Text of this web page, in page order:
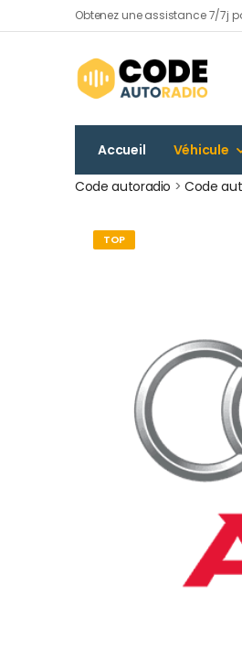
Obtenez une assistance 7/7j
Accueil Véhicule
Code autoradio >Code
TOP